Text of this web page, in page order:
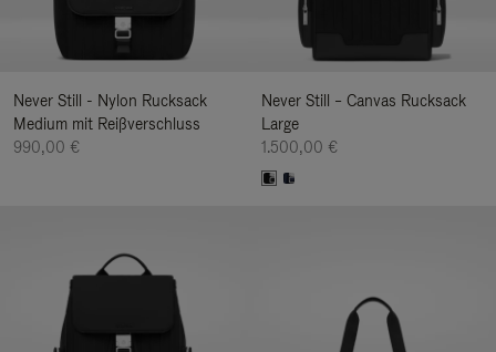
Never Still - Nylon Rucksack
Medium mit Reißverschluss
990,00 €
Never Still – Canvas Rucksack
Large
1.500,00 €